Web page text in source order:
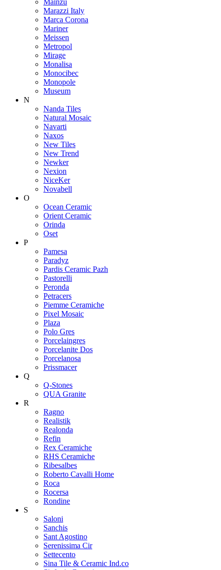
Marazzi Italy
Marca Corona
Mariner
Meissen
Metropol
Mirage
Monalisa
Monocibec
Monopole
Museum
N
Nanda Tiles
Natural Mosaic
Navarti
Naxos
New Tiles
New Trend
Newker
Nexion
NiceKer
Novabell
O
Ocean Ceramic
Orient Ceramic
Orinda
Oset
P
Pamesa
Paradyz
Pardis Ceramic Pazh
Pastorelli
Peronda
Petracers
Piemme Ceramiche
Pixel Mosaic
Plaza
Polo Gres
Porcelaingres
Porcelanite Dos
Porcelanosa
Prissmacer
Q
Q-Stones
QUA Granite
R
Ragno
Realistik
Realonda
Refin
Rex Ceramiche
RHS Ceramiche
Ribesalbes
Roberto Cavalli Home
Roca
Rocersa
Rondine
S
Saloni
Sanchis
Sant Agostino
Serenissima Cir
Settecento
Sina Tile & Ceramic Ind.co